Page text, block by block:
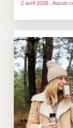
2 avril 2026 Aucun